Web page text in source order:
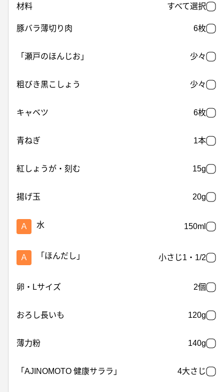
材料 すべて選択
豚バラ薄切り肉 6枚
「瀬戸のほんじお」 少々
粗びき黒こしょう 少々
キャベツ 6枚
青ねぎ 1本
紅しょうが・刻む 15g
揚げ玉 20g
Ａ 水 150ml
Ａ 「ほんだし」 小さじ1・1/2
卵・Lサイズ 2個
おろし長いも 120g
薄力粉 140g
「AJINOMOTO 健康サララ」 4大さじ